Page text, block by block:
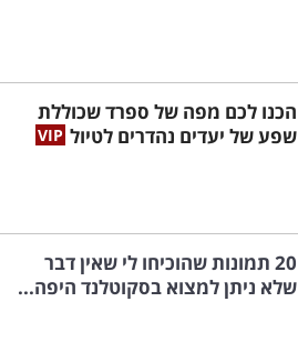
הכנו לכם מפה של ספרד שכוללת
שפע של יעדים נהדרים לטיול
20 תמונות שהוכיחו לי שאין דבר
שלא ניתן למצוא בסקוטלנד היפה...